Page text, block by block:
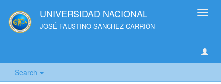
UNIVERSIDAD NACIONAL
JOSÉ FAUSTINO SANCHEZ CARRIÓN
Search